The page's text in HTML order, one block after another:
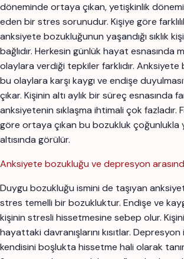
döneminde ortaya çıkan, yetişkinlik
eden bir stres sorunudur. Kişiye göre
anksiyete bozukluğunun yaşandığı sıklık
bağlıdır. Herkesin günlük hayat esnasında
olaylara verdiği tepkiler farklıdır. Anksiyete
bu olaylara karşı kaygı ve endişe
çıkar. Kişinin altı aylık bir süreç esnasında
anksiyetenin sıklaşma ihtimali çok fazladır.
göre ortaya çıkan bu bozukluk çoğunlukla
altısında görülür.
Anksiyete bozukluğu ve depresyon
Duygu bozukluğu ismini de taşıyan
stres temelli bir bozukluktur. Endişe ve
kişinin stresli hissetmesine sebep olur.
hayattaki davranışlarını kısıtlar. Depresyon
kendisini boşlukta hissetme hali olarak